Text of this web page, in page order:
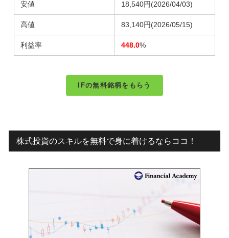
安値 18,540円 (2026/04/03)
高値 83,140円 (2026/05/15)
利益率 448.0%
IFの無料銘柄をもらう
株式投資のスキルを無料で身に着けるならココ！